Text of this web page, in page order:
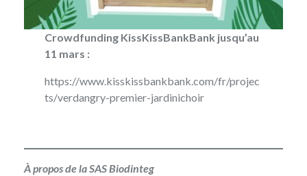
Crowdfunding KissKissBankBank jusqu’au
11 mars :
https://www.kisskissbankbank.com/fr/projec
ts/verdangry-premier-jardinichoir
À propos de la SAS Biodinteg